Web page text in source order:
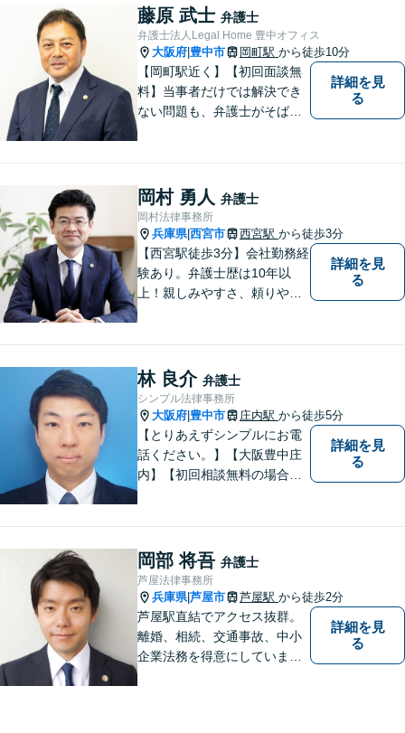
女問題／建築問題など、貴方
にとって最善の解決に向けて
尽力します。【当日／夜間対
応可】
藤原 武士 弁護士
弁護士法人Legal Home 豊中オフィス
大阪府 豊中市 岡町駅 から徒歩10分
【岡町駅近く】【初回面談無
料】当事者だけでは解決でき
ない問題も、弁護士がそばに
交通事故／企業法務など、幅
広く対応可能。【夜間／休日
対応可能】まずはお気軽にご
連絡ください。
詳細を見
る
岡村 勇人 弁護士
岡村法律事務所
兵庫県|西宮市 西宮駅 から徒歩3分
【西宮駅徒歩3分】会社勤務経
験あり。弁護士歴は10年以
上！親しみやすさ、頼りやす
面談無料】
詳細を見
る
林 良介 弁護士
シンプル法律事務所
大阪府 豊中市 庄内駅 から徒歩5分
【とりあえずシンプルにお電
話ください。】【大阪豊中庄
内】【初回相談無料の場合あ
やWEB相談もございますので
お気軽にお問合せください】
詳細を見
る
岡部 将吾 弁護士
芦屋法律事務所
兵庫県|芦屋市 芦屋駅 から徒歩2分
芦屋駅直結でアクセス抜群。
離婚、相続、交通事故、中小
企業法務を得意にしていま
詳細を見
る